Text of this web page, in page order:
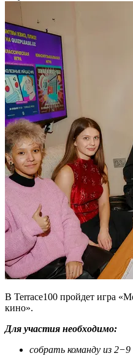
В Terrace100 пройдет игра
кино».
Для участия необходимо:
собрать команду из 2−9